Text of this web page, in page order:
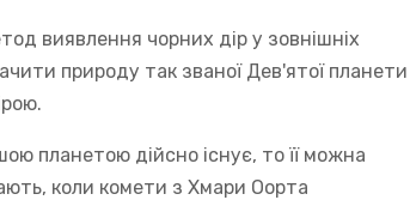
виявлення чорних дір у зовнішніх
природу так званої Дев'ятої планети
планетою дійсно існує, то її можна
коли комети з Хмари Оорта